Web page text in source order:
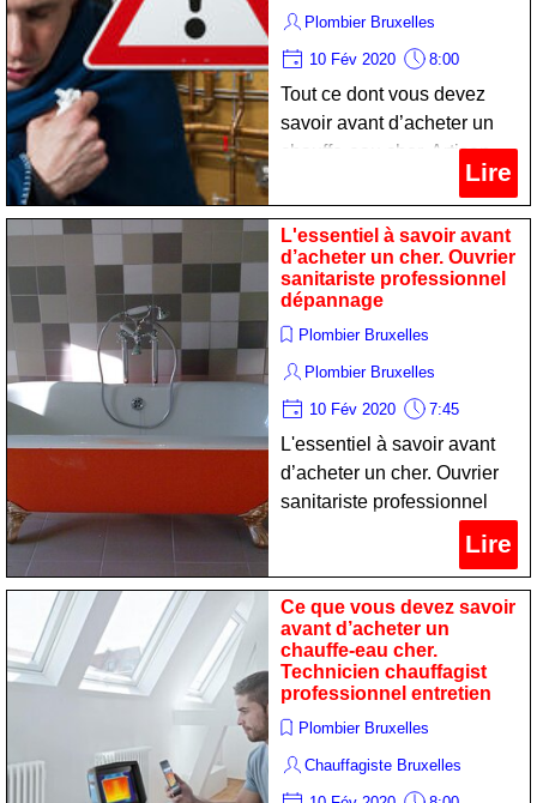
Plombier Bruxelles
10 Fév 2020 8:00
Tout ce dont vous devez
savoir avant d’acheter un
chauffe-eau cher. Artisan
plombier professionnel
maintenance
Lire
L'essentiel à savoir avant
d’acheter un cher. Ouvrier
sanitariste professionnel
dépannage
Plombier Bruxelles
Plombier Bruxelles
10 Fév 2020 7:45
L'essentiel à savoir avant
d’acheter un cher. Ouvrier
sanitariste professionnel
Lire
Ce que vous devez savoir
avant d’acheter un
chauffe-eau cher.
Technicien chauffagist
professionnel entretien
Plombier Bruxelles
Chauffagiste Bruxelles